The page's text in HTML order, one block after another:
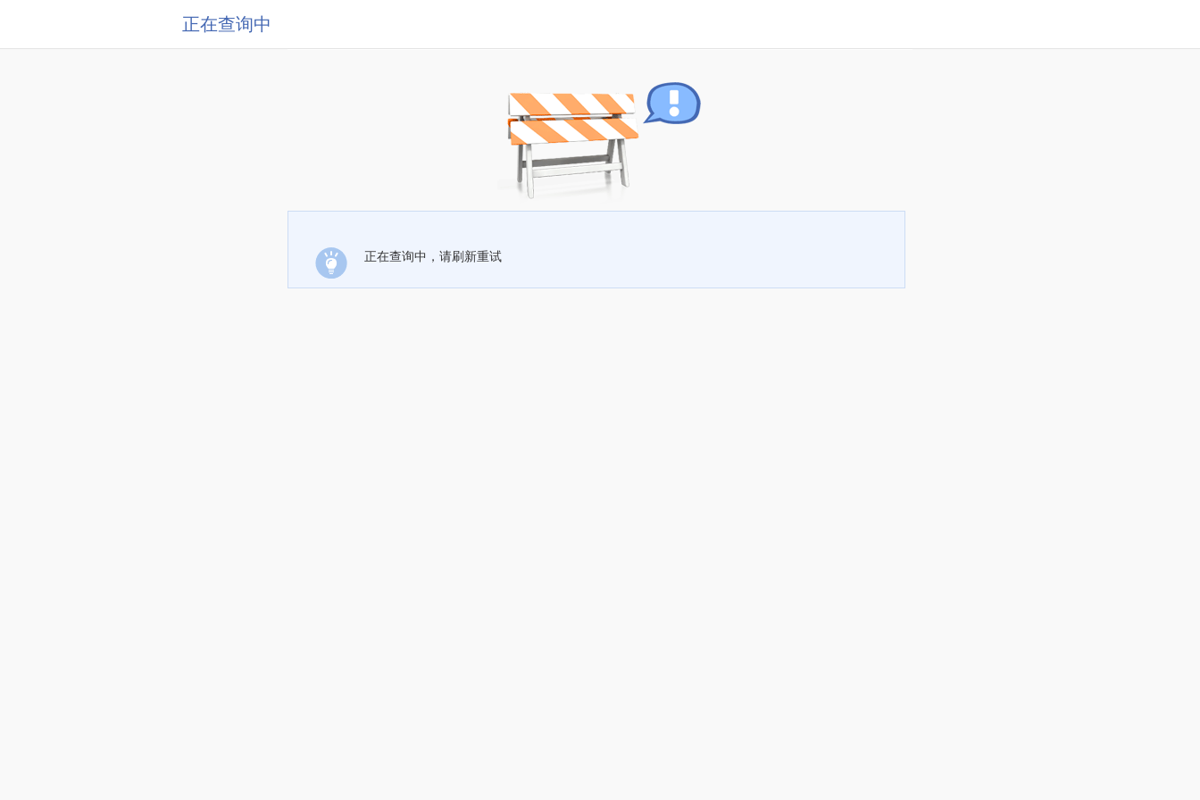
正在查询中
正在查询中，请刷新重试